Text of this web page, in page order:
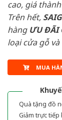
cao, giá
Trên hết,
hàng ƯU ĐÃI
loại cửa gỗ
MUA
Quà tặng đồ
Giảm trực